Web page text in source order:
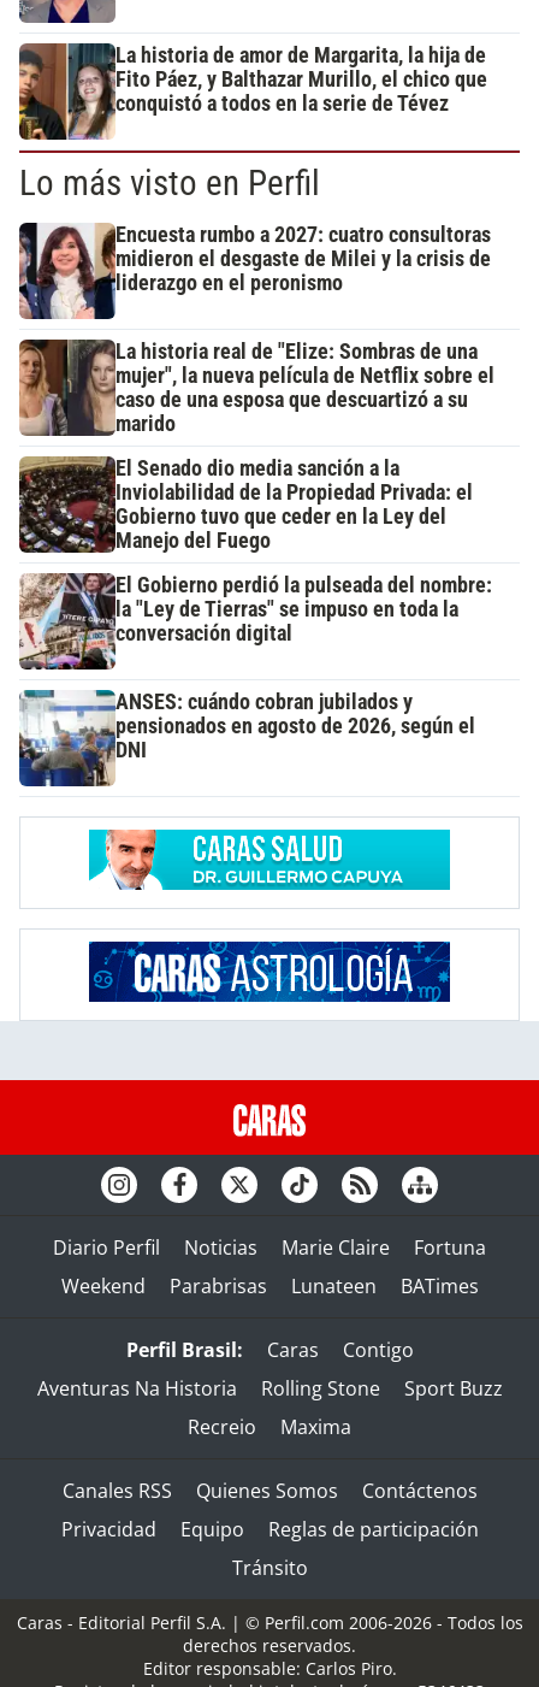
La historia de amor de Margarita, la hija de
Fito Páez, y Balthazar Murillo, el chico que
conquistó a todos en la serie de Tévez
Lo más visto en Perfil
Encuesta rumbo a 2027: cuatro consultoras
midieron el desgaste de Milei y la crisis de
liderazgo en el peronismo
La historia real de "Elize: Sombras de una
mujer", la nueva película de Netflix sobre el
caso de una esposa que descuartizó a su
marido
El Senado dio media sanción a la
Inviolabilidad de la Propiedad Privada: el
Gobierno tuvo que ceder en la Ley del
Manejo del Fuego
El Gobierno perdió la pulseada del nombre:
la "Ley de Tierras" se impuso en toda la
conversación digital
ANSES: cuándo cobran jubilados y
pensionados en agosto de 2026, según el
DNI
Diario Perfil Noticias Marie Claire
Fortuna
Weekend
Parabrisas Lunateen BATimes
Perfil Brasil: Caras
Contigo
Aventuras Na Historia
Rolling Stone
Sport Buzz
Recreio
Maxima
Canales RSS Quienes Somos
Contáctenos
Privacidad
Equipo
Reglas de participación
Tránsito
Caras - Editorial Perfil S.A. | © Perfil.com 2006-2026 - Todos los
derechos reservados.
Editor responsable: Carlos Piro.